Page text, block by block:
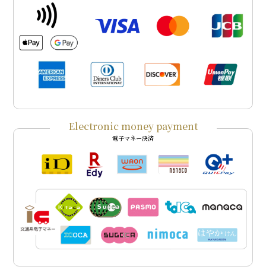
Electronic money payment
電子マネー決済